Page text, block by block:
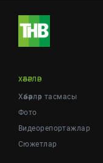
ХӘБӘРЛӘР
Хәбәрләр тасмасы
Фото
Видеорепортажлар
Cюжетлар